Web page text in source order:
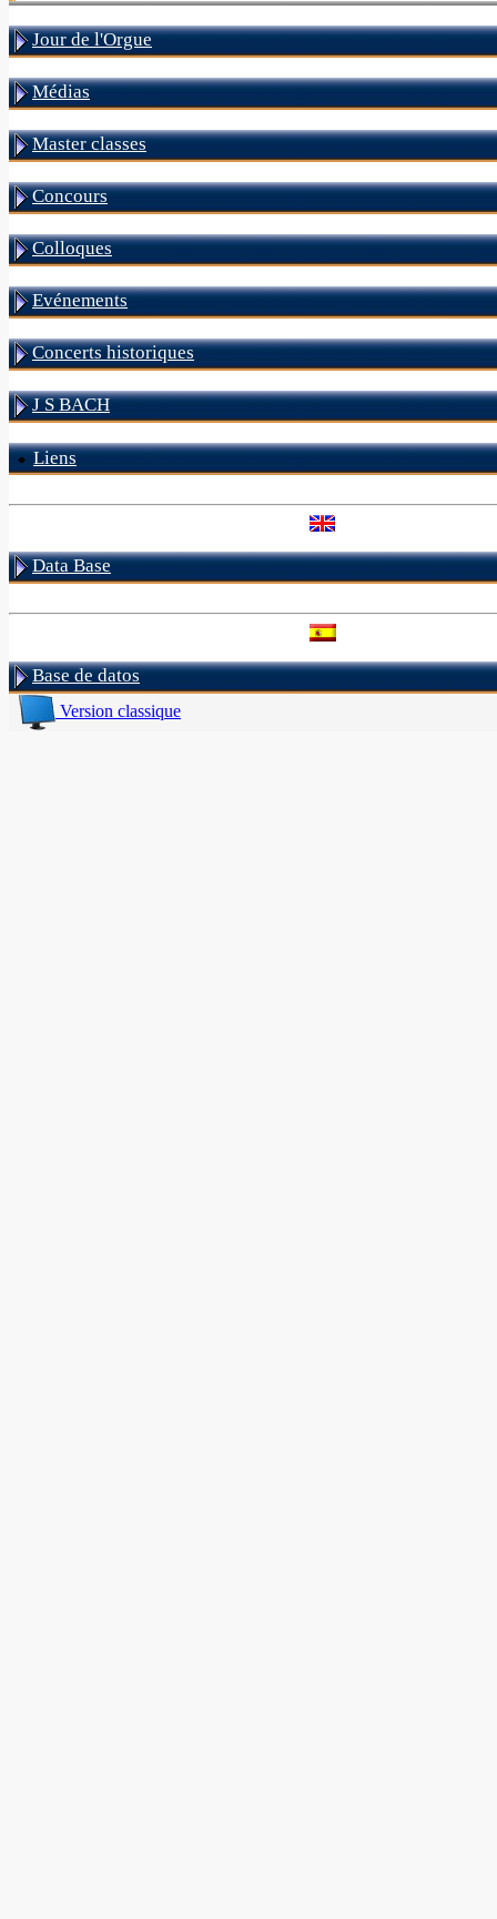
Jour de l'Orgue
Médias
Master classes
Concours
Colloques
Evénements
Concerts historiques
J S BACH
Liens
Data Base
Base de datos
Version classique